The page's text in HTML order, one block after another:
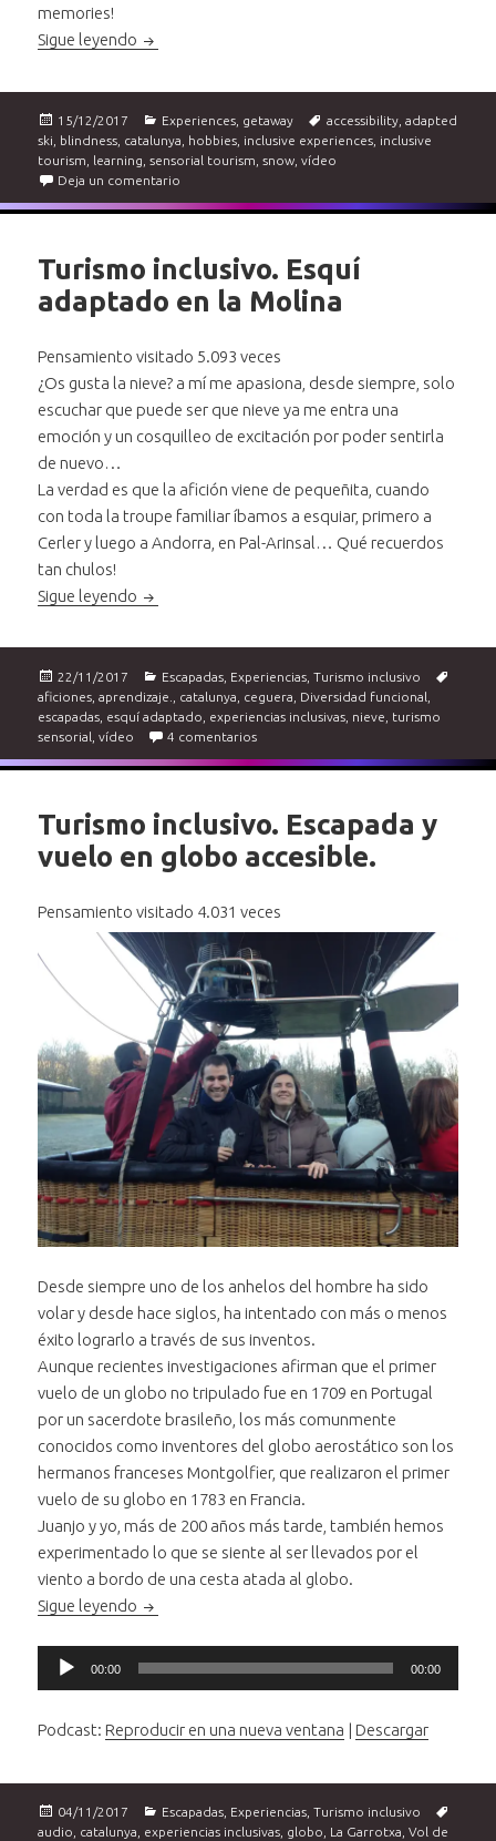
memories!
Sigue leyendo Adapted Skiing at La Molina
Publicado
el
15/12/2017 Categorías
Experiences getaway Etiquetas
accessibility ,adapted
ski
blindness catalunya hobbies inclusive experiences inclusive
tourism
learning ,sensorial tourism ,snow ,vídeo
Deja un comentario
Turismo inclusivo. Esquí
adaptado en la Molina
Pensamiento visitado 5.093 veces
¿Os gusta la nieve? a mí me apasiona, desde siempre, solo
escuchar que puede ser que nieve ya me entra una
emoción y un cosquilleo de excitación por poder sentirla
de nuevo…
La verdad es que la afición viene de pequeñita, cuando
con toda la troupe familiar íbamos a esquiar, primero a
Cerler y luego a Andorra, en Pal-Arinsal… Qué recuerdos
tan chulos!
Sigue leyendo Turismo inclusivo. Esquí adaptado en la Molina
Publicado
el
22/11/2017 Categorías
Escapadas Experiencias ,Turismo inclusivo
aficiones ,aprendizaje. catalunya ceguera Diversidad funcional
escapadas esquí adaptado experiencias inclusivas nieve
turismo
sensorial ,vídeo 4 comentariosen Turismo inclusivo. Esquí adaptado
Turismo inclusivo. Escapada y
vuelo en globo accesible.
Pensamiento visitado 4.031 veces
Desde siempre uno de los anhelos del hombre ha sido
volar y desde hace siglos, ha intentado con más o menos
éxito lograrlo a través de sus inventos.
Aunque recientes investigaciones afirman que el primer
vuelo de un globo no tripulado fue en 1709 en Portugal
por un sacerdote brasileño, los más comunmente
conocidos como inventores del globo aerostático son los
hermanos franceses Montgolfier, que realizaron el primer
vuelo de su globo en 1783 en Francia.
Juanjo y yo, más de 200 años más tarde, también hemos
experimentado lo que se siente al ser llevados por el
viento a bordo de una cesta atada al globo.
Sigue leyendo Turismo inclusivo. Escapada y vuelo en globo
Reproductor
00:00 00:00
Podcast: Reproducir en una nueva ventana Descargar
Publicado
el
04/11/2017 Categorías
Escapadas Experiencias ,Turismo inclusivo
audio
catalunya experiencias inclusivas globo La Garrotxa ,Vol de